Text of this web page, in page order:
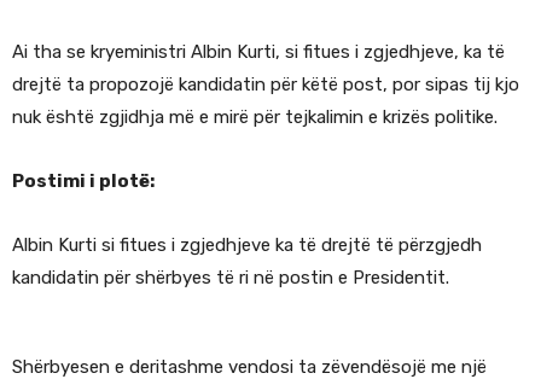
Ai tha se kryeministri Albin Kurti, si fitues i zgjedhjeve, ka të
drejtë ta propozojë kandidatin për këtë post, por sipas tij kjo
nuk është zgjidhja më e mirë për tejkalimin e krizës politike.
Postimi i plotë:
Albin Kurti si fitues i zgjedhjeve ka të drejtë të përzgjedh
kandidatin për shërbyes të ri në postin e Presidentit.
Shërbyesen e deritashme vendosi ta zëvendësojë me një